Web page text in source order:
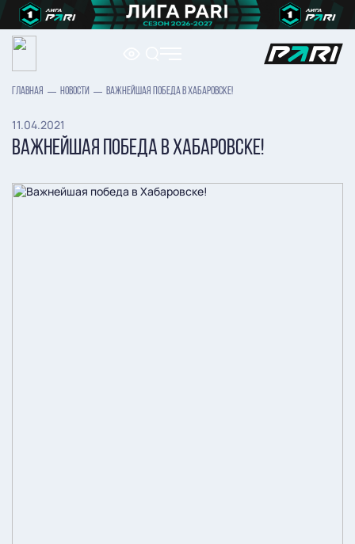
ГЛАВНАЯ НОВОСТИ ВАЖНЕЙШАЯ ПОБЕДА В ХАБАРОВСКЕ!
11.04.2021
ВАЖНЕЙШАЯ ПОБЕДА В ХАБАРОВСКЕ!